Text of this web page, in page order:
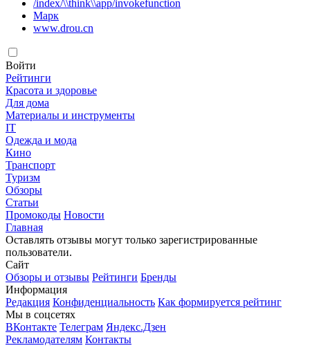
/index/\\think\\app/invokefunction
Марк
www.drou.cn
Войти
Рейтинги
Красота и здоровье
Для дома
Материалы и инструменты
IT
Одежда и мода
Кино
Транспорт
Туризм
Обзоры
Статьи
Промокоды Новости
Главная
Оставлять отзывы могут только зарегистрированные
пользователи.
Сайт
Обзоры и отзывы Рейтинги Бренды
Информация
Редакция Конфиденциальность Как формируется рейтинг
Мы в соцсетях
ВКонтакте Телеграм Яндекс.Дзен
Рекламодателям Контакты